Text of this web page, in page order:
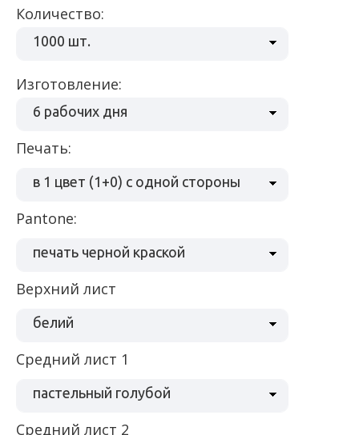
Количество:
1000 шт.
Изготовление:
6 рабочих дня
Печать:
в 1 цвет (1+0) с одной стороны
Pantone:
печать черной краской
Верхний лист
белий
Средний лист 1
пастельный голубой
Средний лист 2